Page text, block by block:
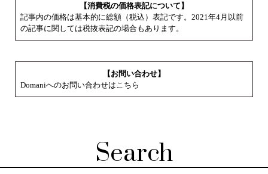
【消費税の価格表記について】
記事内の価格は基本的に総額（税込）表記です。2021年4月以前
の記事に関しては税抜表記の場合もあります。
【お問い合わせ】
Domaniへのお問い合わせはこちら
Search